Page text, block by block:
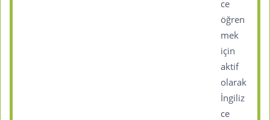
ce
öğren
mek
için
aktif
olarak
İngiliz
ce